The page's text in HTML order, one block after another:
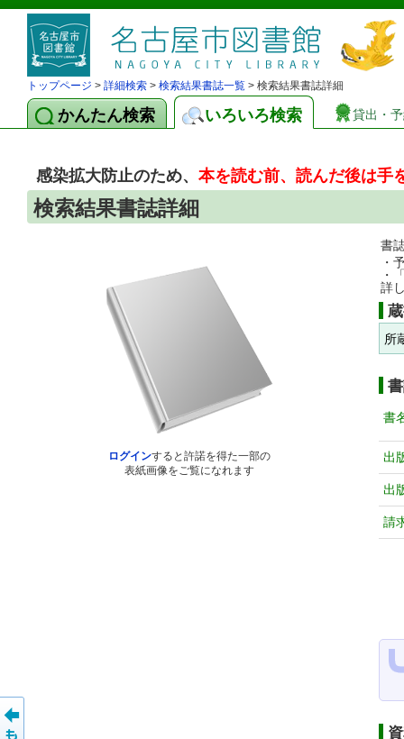
トップページ > 詳細検索 > 検索結果書誌一覧 > 検索結果書誌詳細
かんたん検索 いろいろ検索 貸出・
感染拡大防止のため、 本を読む前、読んだ後は手
検索結果書誌詳細
ログインすると許諾を得た一部の
表紙画像をご覧になれます
書
・
・
詳
所
書
出
出
請